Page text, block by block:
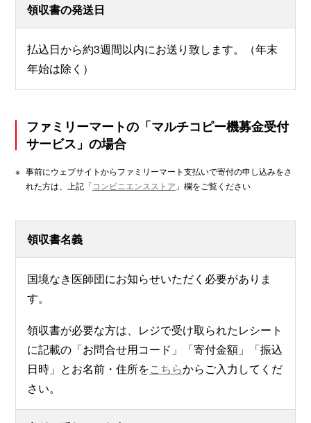
領収書の発送日
払込日から約3週間以内にお送り致します。（年末
年始は除く）
ファミリーマートの「マルチコピー機募金受付
サービス」の場合
※ 事前にウェブサイトからファミリーマート支払いで寄付の申し込みをさ
れた方は、上記「コンビニエンスストア 」欄をご覧ください
領収書名義
国境なき医師団にお知らせいただく必要がありま
す。
領収書が必要な方は、レジで受け取られたレシート
に記載の「お問合せ用コード」「寄付金額」「振込
日時」とお名前・住所をこちらからご入力してくだ
さい。